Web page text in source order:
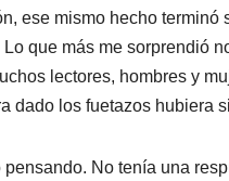
ese mismo hecho
Lo que más me sorprendió
lectores, hombres y
dado los fuetazos hubiera
pensando. No tenía una